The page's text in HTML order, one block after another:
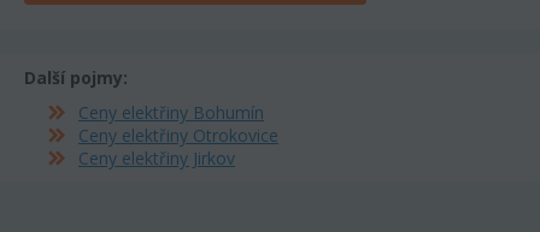
Další pojmy:
Ceny elektřiny Bohumín
Ceny elektřiny Otrokovice
Ceny elektřiny Jirkov